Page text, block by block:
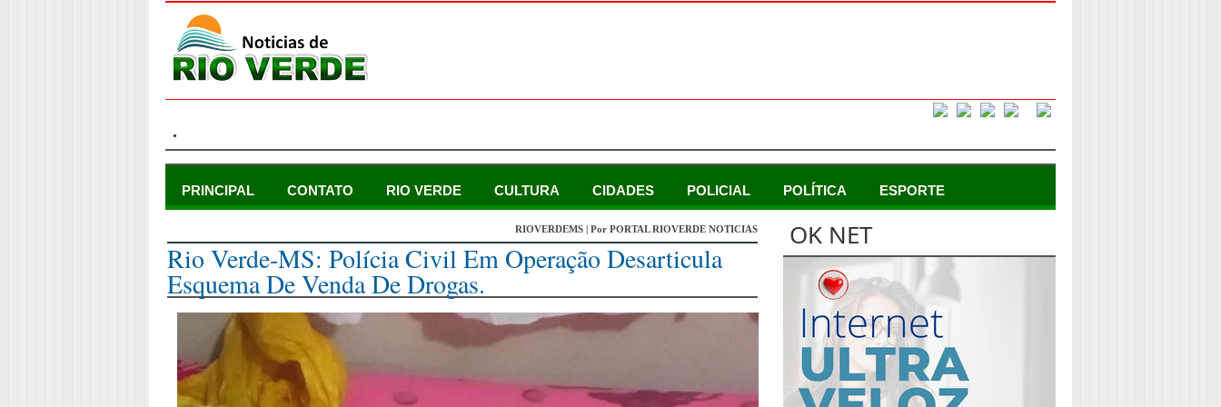
.
PRINCIPAL CONTATO RIO VERDE CULTURA CIDADES POLICIAL POLÍTICA ESPORTE
RIOVERDEMS | Por PORTAL RIOVERDE NOTICIAS
Rio Verde-MS: Polícia Civil Em Operação Desarticula
Esquema De Venda De Drogas.
OK NET